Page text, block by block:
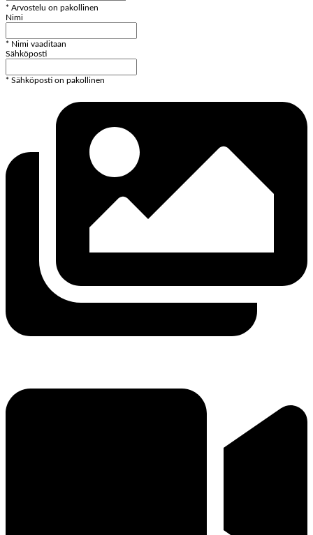
* Arvostelu on pakollinen
Nimi
* Nimi vaaditaan
Sähköposti
* Sähköposti on pakollinen